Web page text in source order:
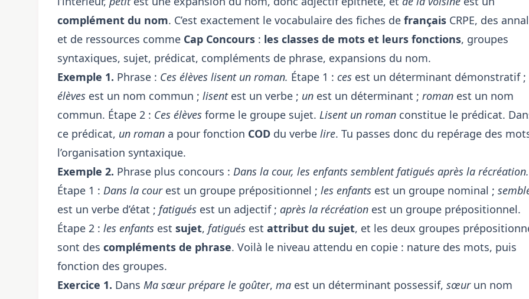
complément du nom. C’est exactement le vocabulaire des fiches de français CRPE, des
et de ressources comme Cap Concours : les classes de mots et leurs fonctions, groupes
syntaxiques, sujet, prédicat, compléments de phrase, expansions du nom.
Exemple 1. Phrase : Ces élèves lisent un roman. Étape 1 : ces est un déterminant démonstratif ;
élèves est un nom commun ; lisentest un verbe ; un est un déterminant ; roman est un nom
commun. Étape 2 : Ces élèves forme le groupe sujet. Lisent un roman constitue le prédicat.
ce prédicat, un roman a pour fonction COD du verbe lire. Tu passes donc du repérage des
l’organisation syntaxique.
Exemple 2. Phrase plus concours : Dans la cour, les enfants semblent fatigués après la récréation.
Étape 1 : Dans la courest un groupe prépositionnel ; les enfants est un groupe nominal ;
est un verbe d’état ; fatigués est un adjectif ; après la récréation est un groupe prépositionnel.
Étape 2 : les enfants est sujet, fatigués est attribut du sujet, et les deux groupes
sont des compléments de phrase. Voilà le niveau attendu en copie : nature des mots, puis
fonction des groupes.
Exercice 1. Dans Ma sœur prépare le goûter, ma est un déterminant possessif, sœurun nom